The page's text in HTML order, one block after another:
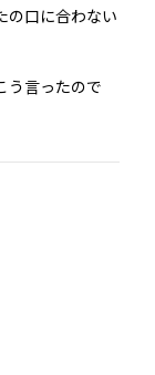
の口に合わない
う言ったので